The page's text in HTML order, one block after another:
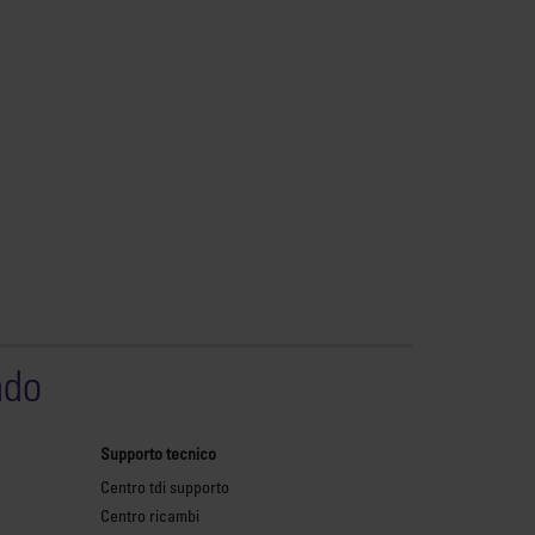
Supporto tecnico
Centro tdi supporto
Centro ricambi